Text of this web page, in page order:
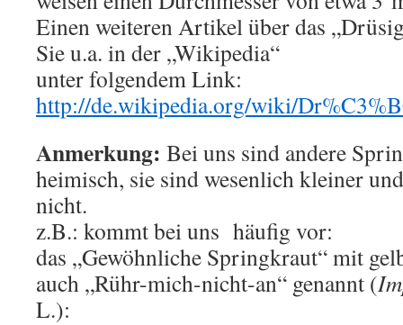
Einen weiteren Artikel über das
Sie u.a. in der „Wikipedia“
unter folgendem Link:
http://de.wikipedia.org/wiki/
Anmerkung: Bei uns sind andere
heimisch, sie sind wesenlich kleiner
nicht.
z.B.: kommt bei uns häufig vor:
das „Gewöhnliche Springkraut“ mit
auch „Rühr-mich-nicht-an“ genannt (
L.):